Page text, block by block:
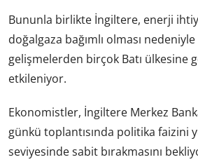
Bununla birlikte İngiltere, enerji
doğalgaza bağımlı olması
gelişmelerden birçok Batı ülkesine
etkileniyor.
Ekonomistler, İngiltere Merkez
günkü toplantısında politika faizini
seviyesinde sabit bırakmasını